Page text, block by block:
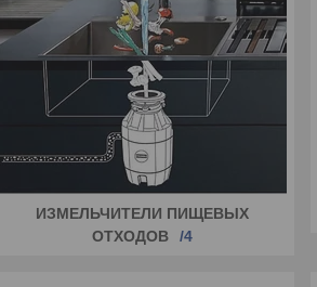
ИЗМЕЛЬЧИТЕЛИ ПИЩЕВЫХ
ОТХОДОВ
4